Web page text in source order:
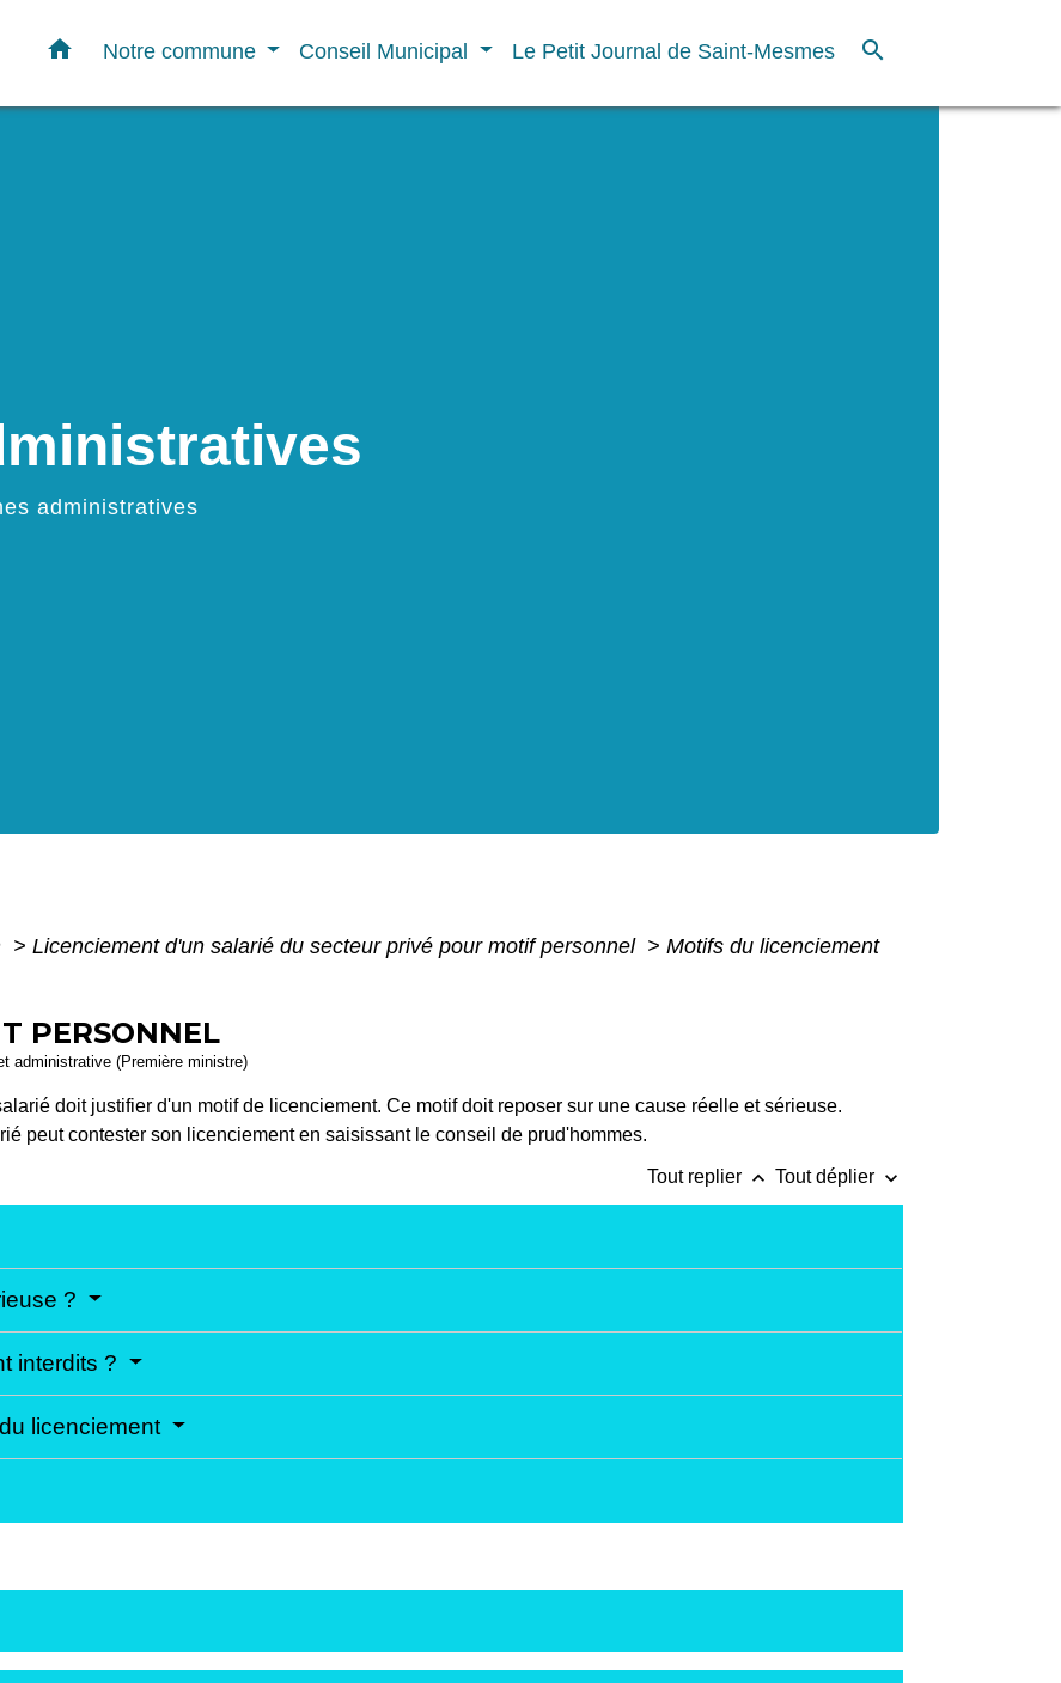
home Notre commune Conseil Municipal Le Petit Journal de Saint-Mesmes search
administratives
> Licenciement d'un salarié du secteur privé pour motif personnel > Motifs du licenciement
PERSONNEL
administrative (Première ministre)
doit justifier d'un motif de licenciement. Ce motif doit reposer sur une cause réelle et sérieuse.
peut contester son licenciement en saisissant le conseil de prud'hommes.
Tout replier keyboard_arrow_up Tout déplier keyboard_arrow_down
?
interdits ?
licenciement